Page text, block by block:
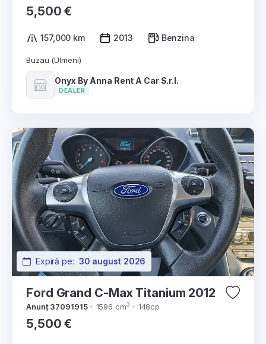
5,500 €
157,000 km 2013 Benzina
Buzau (Ulmeni)
Onyx By Anna Rent A Car S.r.l.
DEALER
Expiră pe: 30 august 2026
Ford Grand C-Max Titanium 2012
Anunț 37091915 1596 cm3 148cp
5,500 €